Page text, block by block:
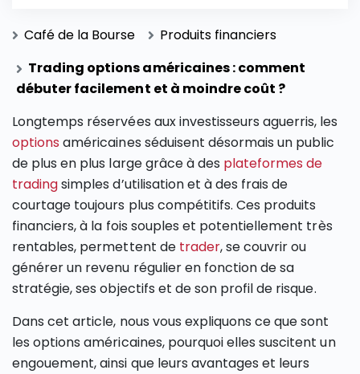
Café de la Bourse
Produits financiers
Trading options américaines : comment
débuter facilement et à moindre coût ?
Longtemps réservées aux investisseurs aguerris, les
options américaines séduisent désormais un public
de plus en plus large grâce à des plateformes de
tradingsimples d’utilisation et à des frais de
courtage toujours plus compétitifs. Ces produits
financiers, à la fois souples et potentiellement très
rentables, permettent de trader, se couvrir ou
générer un revenu régulier en fonction de sa
stratégie, ses objectifs et de son profil de risque.
Dans cet article, nous vous expliquons ce que sont
les options américaines, pourquoi elles suscitent un
engouement, ainsi que leurs avantages et leurs